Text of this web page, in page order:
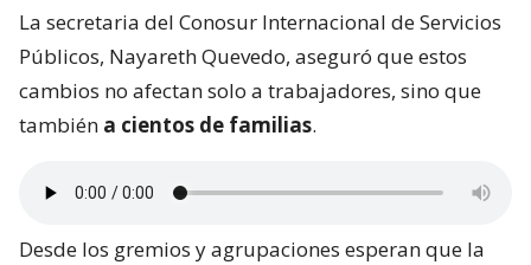
La secretaria del Conosur Internacional de Servicios
Públicos, Nayareth Quevedo, aseguró que estos
cambios no afectan solo a trabajadores, sino que
también a cientos de familias.
Desde los gremios y agrupaciones esperan que la